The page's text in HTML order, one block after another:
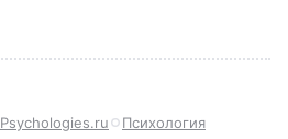
Psychologies.ru Психология